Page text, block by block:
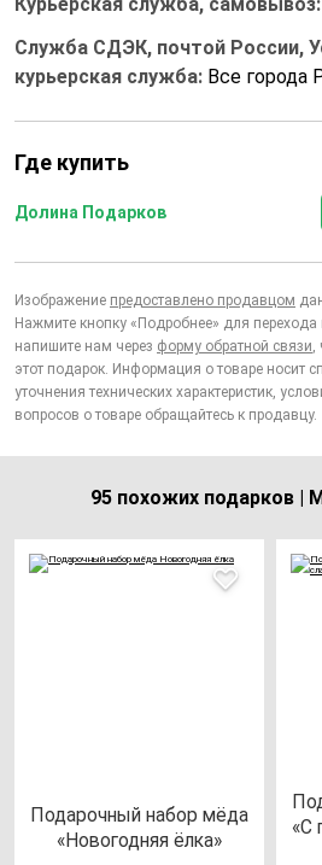
Служба СДЭК, почтой России,
курьерская служба: Все города
Где купить
Долина Подарков
Изображение предоставлено продавцом
Нажмите кнопку «Подробнее» для
напишите нам через форму обратной связи,
этот подарок. Информация о товаре носит
уточнения технических характеристик,
вопросов о товаре обращайтесь к продавцу.
95 похожих подарков |
Пода­роч­ный на­бор мё­да
«Ново­год­няя ёл­ка»
«С